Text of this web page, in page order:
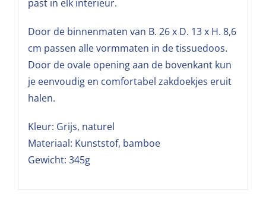
past in elk interieur.
Door de binnenmaten van B. 26 x D. 13 x H. 8,6
cm passen alle vormmaten in de tissuedoos.
Door de ovale opening aan de bovenkant kun
je eenvoudig en comfortabel zakdoekjes eruit
halen.
Kleur: Grijs, naturel
Materiaal: Kunststof, bamboe
Gewicht: 345g